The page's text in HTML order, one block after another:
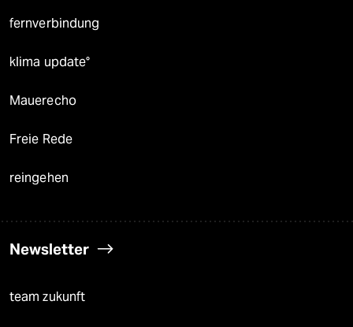
fernverbindung
klima update°
Mauerecho
Freie Rede
reingehen
Newsletter
team zukunft